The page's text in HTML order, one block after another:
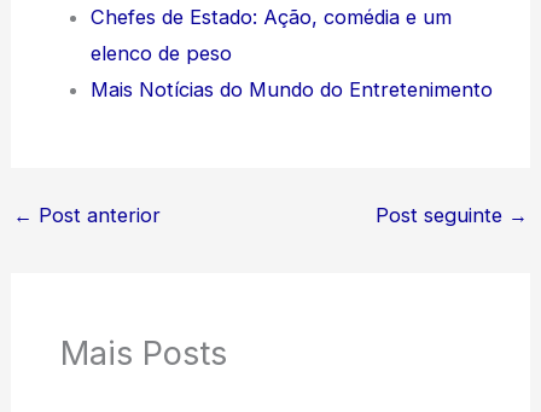
Chefes de Estado: Ação, comédia e um
elenco de peso
Mais Notícias do Mundo do Entretenimento
← Post anterior Post seguinte →
Mais Posts